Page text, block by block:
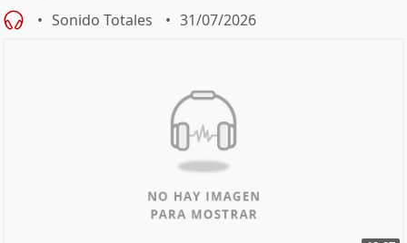
Sonido Totales 31/07/2026